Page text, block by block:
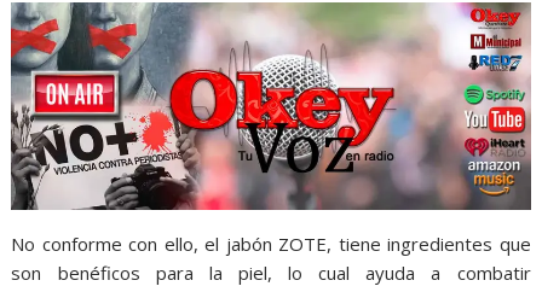
No conforme con ello, el jabón ZOTE, tiene ingredientes que
son benéficos para la piel, lo cual ayuda a combatir